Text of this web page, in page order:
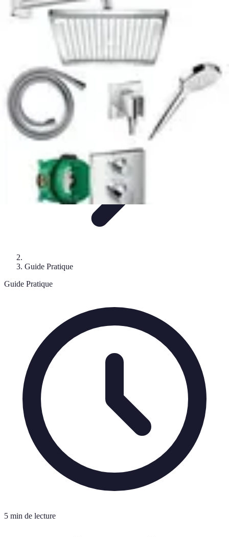
Plomberie Rapide
Dépannage
Outils et ÉquipementsDépannage et révisions
Dépannage plomberie
Plomberie Rapide
Guide Pratique
Guide Pratique
5 min de lecture